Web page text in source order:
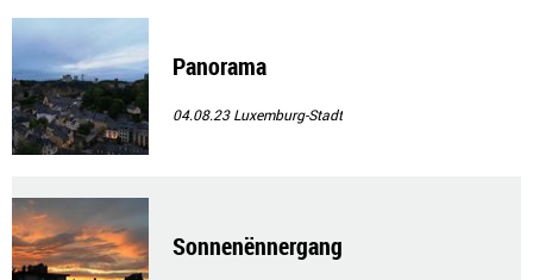
Panorama
04.08.23Luxemburg-Stadt
Sonnenënnergang